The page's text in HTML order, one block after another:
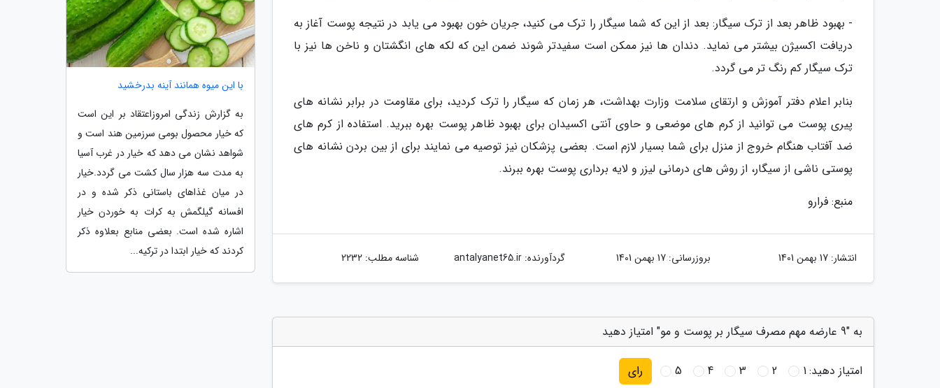
- بهبود ظاهر بعد از ترک سیگار: بعد از این که شما سیگار را ترک می کنید، جریان خون بهبود می یابد در نتیجه پوست آغاز به
دریافت اکسیژن بیشتر می نماید. دندان ها نیز ممکن است سفیدتر شوند ضمن این که لکه های انگشتان و ناخن ها نیز با
ترک سیگار کم رنگ تر می گردد.
بنابر اعلام دفتر آموزش و ارتقای سلامت وزارت بهداشت، هر زمان که سیگار را ترک کردید، برای مقاومت در برابر نشانه های
پیری پوست می توانید از کرم های موضعی و حاوی آنتی اکسیدان برای بهبود ظاهر پوست بهره ببرید. استفاده از کرم های
ضد آفتاب هنگام خروج از منزل برای شما بسیار لازم است. بعضی پزشکان نیز توصیه می نمایند برای از بین بردن نشانه های
پوستی ناشی از سیگار، از روش های درمانی لیزر و لایه برداری پوست بهره ببرند.
منبع: فرارو
انتشار: 17 بهمن 1401 بروزرسانی: 17 بهمن 1401 گردآورنده:antalyanet65.ir شناسه مطلب: 2232
به "9 عارضه مهم مصرف سیگار بر پوست و مو" امتیاز دهید
امتیاز دهید:1
2
3
4
5 رای
با این میوه همانند آینه بدرخشید
به گزارش زندگی امروزاعتقاد بر این است
که خیار محصول بومی سرزمین هند است و
شواهد نشان می دهد که خیار در غرب آسیا
به مدت سه هزار سال کشت می گردد.خیار
در میان غذاهای باستانی ذکر شده و در
افسانه گیلگمش به کرات به خوردن خیار
اشاره شده است. بعضی منابع بعلاوه ذکر
کردند که خیار ابتدا در ترکیه...